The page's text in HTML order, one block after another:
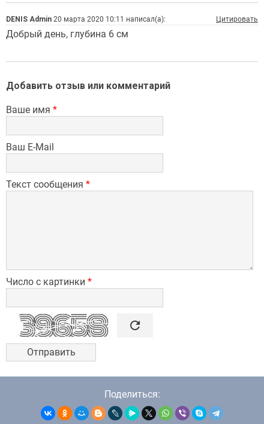
DENIS Admin 20 марта 2020 10:11 написал(а): Цитировать
Добрый день, глубина 6 см
Добавить отзыв или комментарий
Ваше имя *
Ваш E-Mail
Текст сообщения *
Число с картинки *
 refresh
Поделиться: